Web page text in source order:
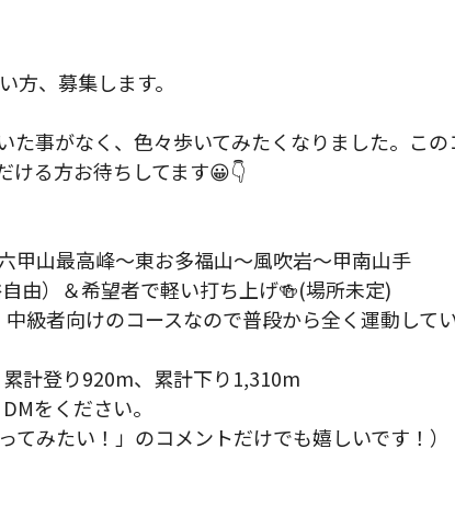
方、募集します。
た事がなく、色々歩いてみたくなりました。この
ける方お待ちしてます😀👇
甲山最高峰〜東お多福山〜風吹岩〜甲南山手
由）＆希望者で軽い打ち上げ🍻(場所未定)
級者向けのコースなので普段から全く運動して
計登り920m、累計下り1,310m
をください。
てみたい！」のコメントだけでも嬉しいです！）